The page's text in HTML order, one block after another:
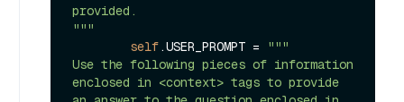
provided.
"""
self.USER_PROMPT =
"""
Use the following pieces of information
enclosed in <context> tags to provide